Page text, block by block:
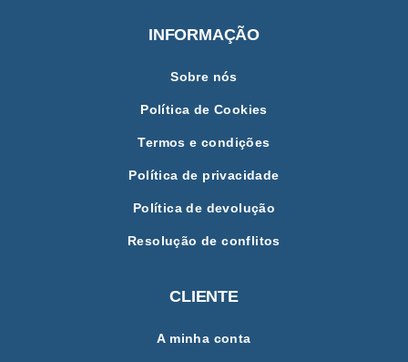
INFORMAÇÃO
Sobre nós
Política de Cookies
Termos e condições
Política de privacidade
Política de devolução
Resolução de conflitos
CLIENTE
A minha conta